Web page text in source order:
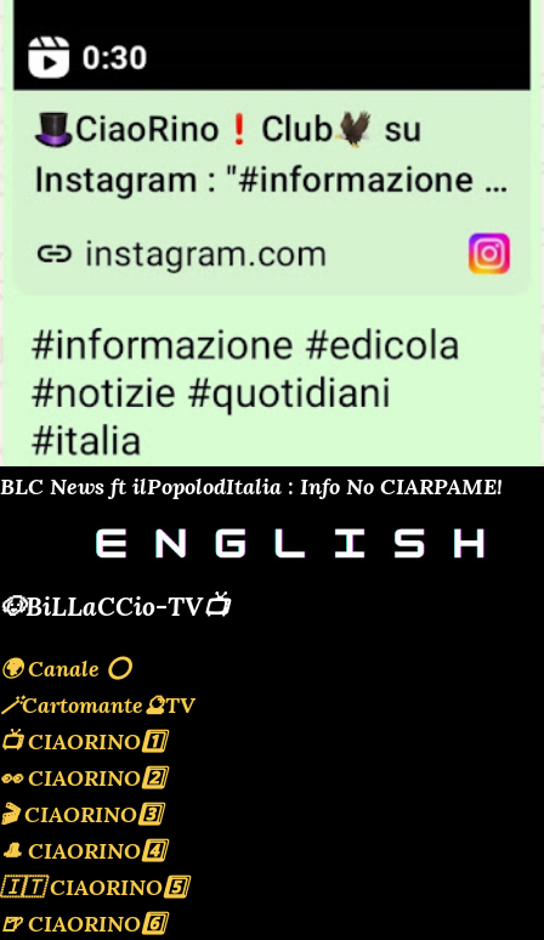
BLC News ft ilPopolodItalia : Info No CIARPAME!
🐶BiLLaCCio-TV📺
🌍 Canale ⭕️
🪄Cartomante🔮TV
📺 CIAORINO1️⃣
👀 CIAORINO2️⃣
🎬 CIAORINO3️⃣
🎩 CIAORINO4️⃣
🇮🇹 CIAORINO5️⃣
🍺 CIAORINO6️⃣